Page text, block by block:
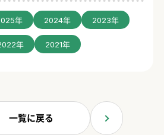
年 2024年 2023年
年 2021年
一覧に戻る